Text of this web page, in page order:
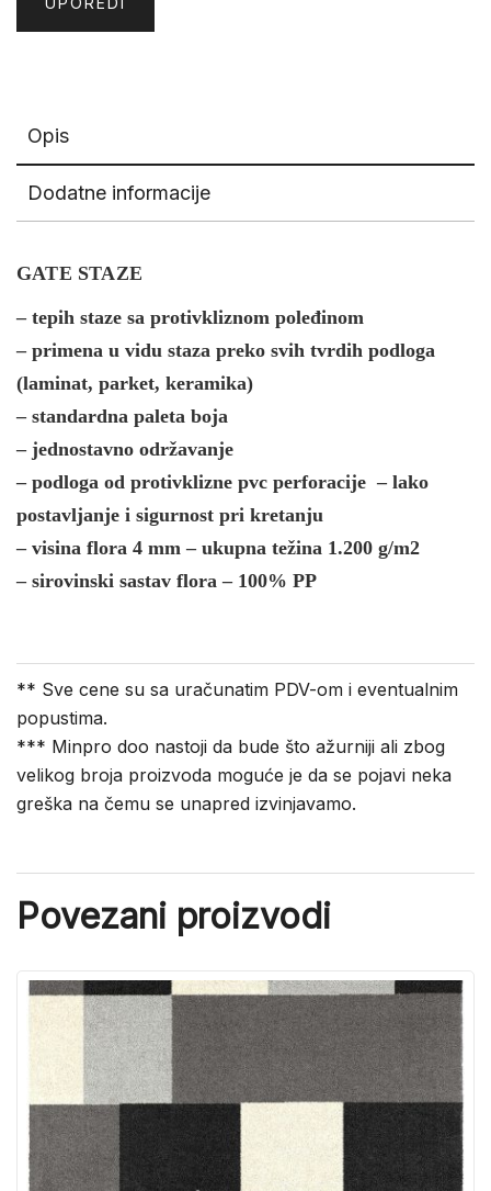
Opis
Dodatne informacije
GATE STAZE
– tepih staze sa protivkliznom poleđinom
– primena u vidu staza preko svih tvrdih podloga
(laminat, parket, keramika)
– standardna paleta boja
– jednostavno održavanje
– podloga od protivklizne pvc perforacije – lako
postavljanje i sigurnost pri kretanju
– visina flora 4 mm – ukupna težina 1.200 g/m2
– sirovinski sastav flora – 100% PP
** Sve cene su sa uračunatim PDV-om i eventualnim
popustima.
*** Minpro doo nastoji da bude što ažurniji ali zbog
velikog broja proizvoda moguće je da se pojavi neka
greška na čemu se unapred izvinjavamo.
Povezani proizvodi